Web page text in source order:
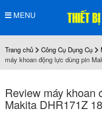
MENU
Trang chủ Công Cụ Dụng Cụ
máy khoan động lực dùng pin
Review máy khoan
Makita DHR171Z